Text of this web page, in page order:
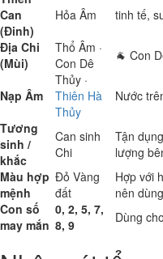
Can
(Đinh)
Hỏa Âm
tinh tế,
Địa Chi
(Mùi)
Thổ Âm ·
Con Dê
🐐 Con
Nạp Âm
Thủy ·
Thiên Hà
Thủy
Nước
Tương
sinh /
khắc
Can sinh
Chi
Tận
lượng
Màu hợp
mệnh
Đỏ Vàng
đất
Hợp với
nên
Con số
may mắn
0, 2, 5, 7,
8, 9
Dùng